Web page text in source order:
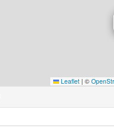
Leaflet | ©